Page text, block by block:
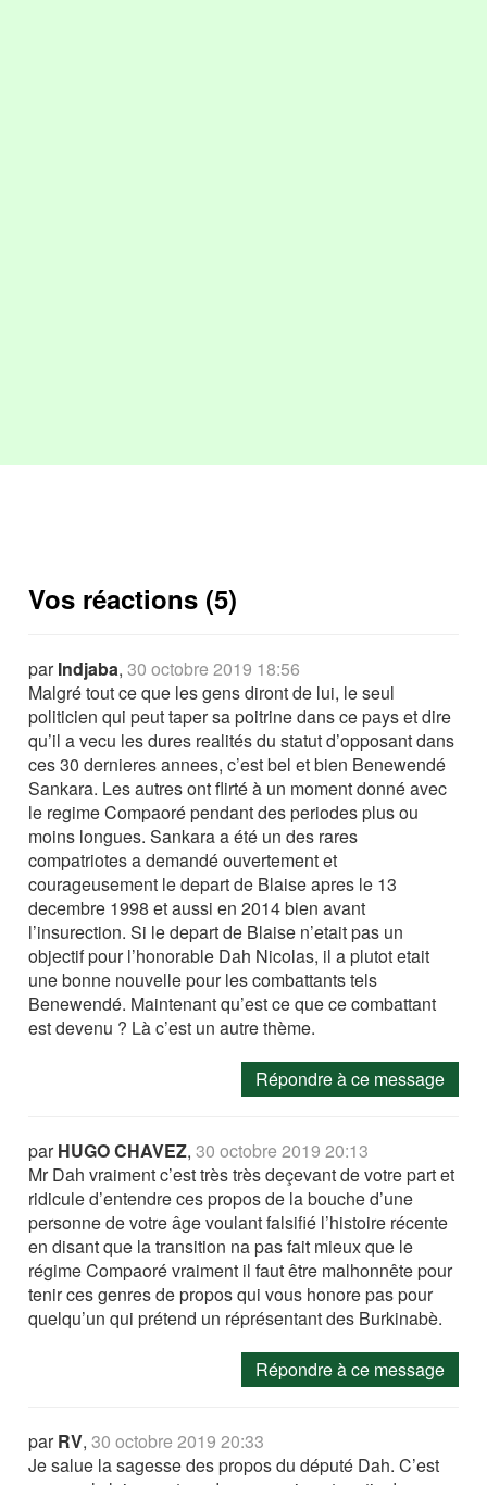
Vos réactions (5)
parIndjaba,30 octobre 2019 18:56
Malgré tout ce que les gens diront de lui, le seul
politicien qui peut taper sa poitrine dans ce pays et dire
qu’il a vecu les dures realités du statut d’opposant dans
ces 30 dernieres annees, c’est bel et bien Benewendé
Sankara. Les autres ont flirté à un moment donné avec
le regime Compaoré pendant des periodes plus ou
moins longues. Sankara a été un des rares
compatriotes a demandé ouvertement et
courageusement le depart de Blaise apres le 13
decembre 1998 et aussi en 2014 bien avant
l’insurection. Si le depart de Blaise n’etait pas un
objectif pour l’honorable Dah Nicolas, il a plutot etait
une bonne nouvelle pour les combattants tels
Benewendé. Maintenant qu’est ce que ce combattant
est devenu ? Là c’est un autre thème.
Répondre à ce message
parHUGO CHAVEZ,30 octobre 2019 20:13
Mr Dah vraiment c’est très très deçevant de votre part et
ridicule d’entendre ces propos de la bouche d’une
personne de votre âge voulant falsifié l’histoire récente
en disant que la transition na pas fait mieux que le
régime Compaoré vraiment il faut être malhonnête pour
tenir ces genres de propos qui vous honore pas pour
quelqu’un qui prétend un réprésentant des Burkinabè.
Répondre à ce message
parRV,30 octobre 2019 20:33
Je salue la sagesse des propos du député Dah. C’est